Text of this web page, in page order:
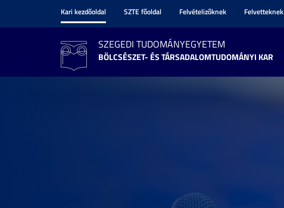
Kari kezdőoldal SZTE főoldal Felvételizőknek Felvetteknek
SZEGEDI TUDOMÁNYEGYETEM
BÖLCSÉSZET- ÉS TÁRSADALOMTUDOMÁNYI KAR